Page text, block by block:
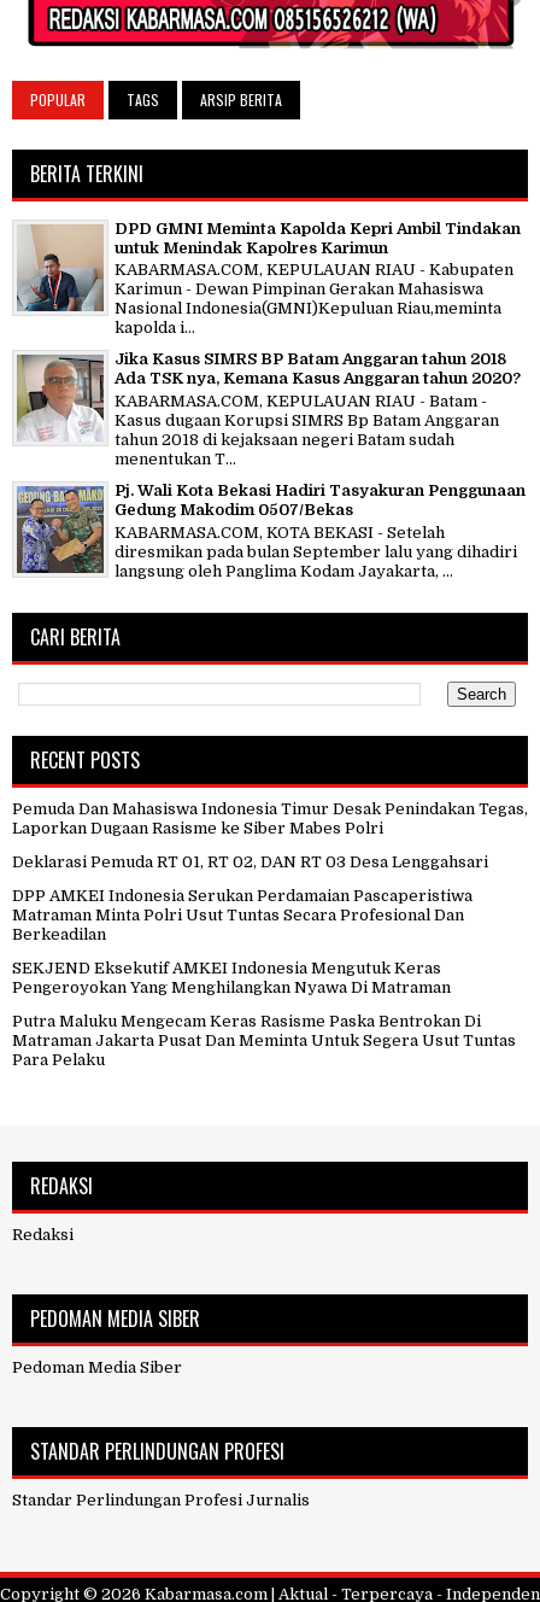
POPULAR TAGS ARSIP BERITA
BERITA TERKINI
DPD GMNI Meminta Kapolda Kepri Ambil Tindakan
untuk Menindak Kapolres Karimun
KABARMASA.COM, KEPULAUAN RIAU - Kabupaten
Karimun - Dewan Pimpinan Gerakan Mahasiswa
Nasional Indonesia(GMNI)Kepuluan Riau,meminta
kapolda i...
Jika Kasus SIMRS BP Batam Anggaran tahun 2018
Ada TSK nya, Kemana Kasus Anggaran tahun 2020?
KABARMASA.COM, KEPULAUAN RIAU - Batam -
Kasus dugaan Korupsi SIMRS Bp Batam Anggaran
tahun 2018 di kejaksaan negeri Batam sudah
menentukan T...
Pj. Wali Kota Bekasi Hadiri Tasyakuran Penggunaan
Gedung Makodim 0507/Bekas
KABARMASA.COM, KOTA BEKASI - Setelah
diresmikan pada bulan September lalu yang dihadiri
langsung oleh Panglima Kodam Jayakarta, ...
CARI BERITA
RECENT POSTS
Pemuda Dan Mahasiswa Indonesia Timur Desak Penindakan Tegas,
Laporkan Dugaan Rasisme ke Siber Mabes Polri
Deklarasi Pemuda RT 01, RT 02, DAN RT 03 Desa Lenggahsari
DPP AMKEI Indonesia Serukan Perdamaian Pascaperistiwa
Matraman Minta Polri Usut Tuntas Secara Profesional Dan
Berkeadilan
SEKJEND Eksekutif AMKEI Indonesia Mengutuk Keras
Pengeroyokan Yang Menghilangkan Nyawa Di Matraman
Putra Maluku Mengecam Keras Rasisme Paska Bentrokan Di
Matraman Jakarta Pusat Dan Meminta Untuk Segera Usut Tuntas
Para Pelaku
REDAKSI
Redaksi
PEDOMAN MEDIA SIBER
Pedoman Media Siber
STANDAR PERLINDUNGAN PROFESI
Standar Perlindungan Profesi Jurnalis
Copyright © 2026 Kabarmasa.com | Aktual - Terpercaya - Independen